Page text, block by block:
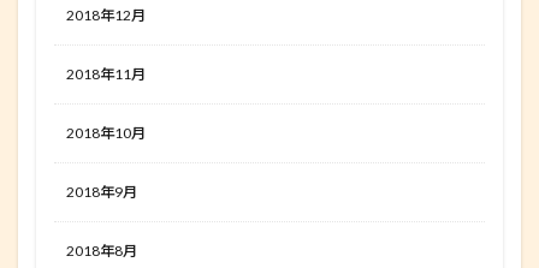
2018年12月
2018年11月
2018年10月
2018年9月
2018年8月